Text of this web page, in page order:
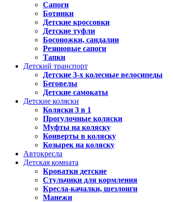
Сапоги
Ботинки
Детские кроссовки
Детские туфли
Босоножки, сандалии
Резиновые сапоги
Тапки
Детский транспорт
Детские 3-х колесные велосипеды
Беговелы
Детские самокаты
Детские коляски
Коляски 3 в 1
Прогулочные коляски
Муфты на коляску
Конверты в коляску
Козырек на коляску
Автокресла
Детская комната
Кроватки детские
Стульчики для кормления
Кресла-качалки, шезлонги
Манежи